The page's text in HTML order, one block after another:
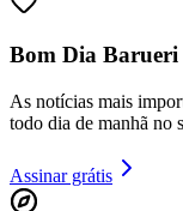
Bragantino
Bom Dia Barueri
As notícias mais
todo dia de manhã no
Assinar grátis